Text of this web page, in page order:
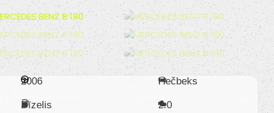
2006 Hečbeks
Dīzelis 2.0